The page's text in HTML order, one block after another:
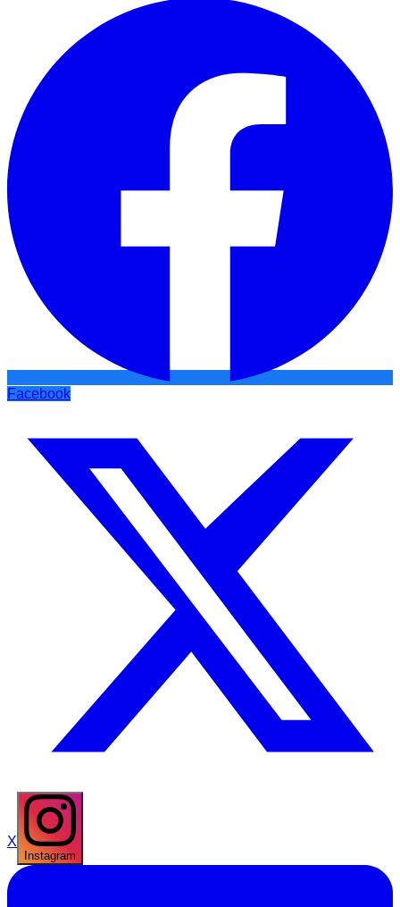
Facebook
X
Instagram